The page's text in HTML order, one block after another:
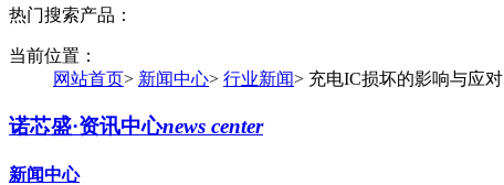
热门搜索产品：
当前位置：
网站首页> 新闻中心> 行业新闻> 充电IC损坏的影响与应对
诺芯盛·资讯中心news center
新闻中心